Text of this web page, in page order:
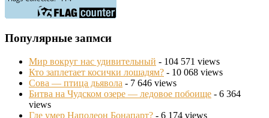
Популярные запмси
Мир вокруг нас удивительный - 104 571 views
Кто заплетает косички лошадям? - 10 068 views
Сова — птица дьявола - 7 646 views
Битва на Чудском озере — ледовое побоище - 6 364
views
Где умер Наполеон Бонапарт? - 6 174 views